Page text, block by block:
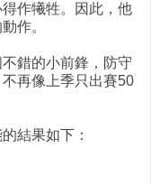
作犧牲。因此，他
作。
錯的小前鋒，防守
再像上季只出賽50
結果如下：